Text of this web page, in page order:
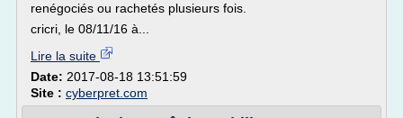
renégociés ou rachetés plusieurs fois.
cricri, le 08/11/16 à...
Lire la suite
Date: 2017-08-18 13:51:59
Site : cyberpret.com